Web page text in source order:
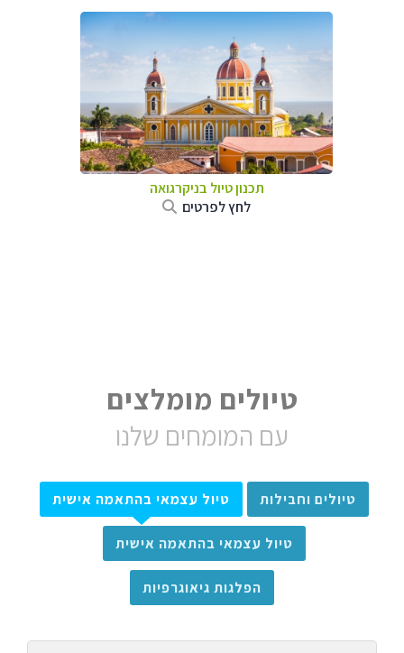
תכנון טיול בניקרגואה
לחץ לפרטים
טיולים מומלצים
עם המומחים שלנו
טיולים וחבילות טיול עצמאי בהתאמה אישית
טיול עצמאי בהתאמה אישית
הפלגות גיאוגרפיות